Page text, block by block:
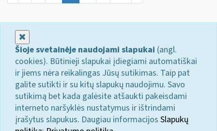
Šioje svetainėje naudojami slapukai (angl.
cookies). Būtinieji slapukai įdiegiami automatiškai
ir jiems nėra reikalingas Jūsų sutikimas. Taip pat
galite sutikti ir su kitų slapukų naudojimu. Savo
sutikimą bet kada galėsite atšaukti pakeisdami
interneto naršyklės nustatymus ir ištrindami
įrašytus slapukus. Daugiau informacijos Slapukų